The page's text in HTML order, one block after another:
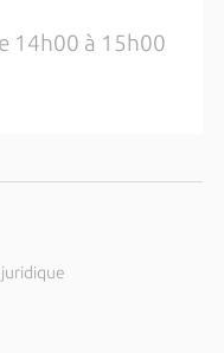
14h00 à 15h00